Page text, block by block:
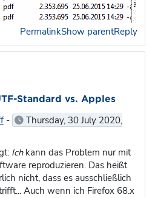
PermalinkShow parentReply
Standard vs. Apples
-
Thursday, 30 July 2020,
Ichkann das Problem nur mit
reproduzieren. Das heißt
nicht, dass es ausschließlich
Auch wenn ich Firefox 68.x